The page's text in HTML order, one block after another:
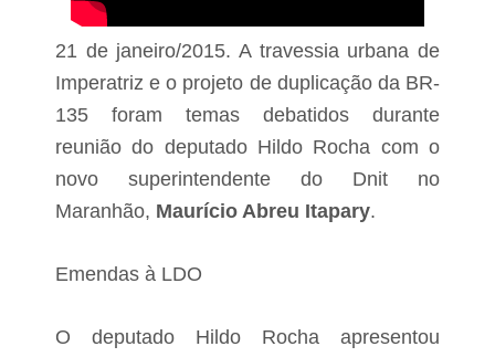
21 de janeiro/2015. A travessia urbana de
Imperatriz e o projeto de duplicação da BR-
135 foram temas debatidos durante
reunião do deputado Hildo Rocha com o
novo superintendente do Dnit no
Maranhão, Maurício Abreu Itapary.
Emendas à LDO
O deputado Hildo Rocha apresentou